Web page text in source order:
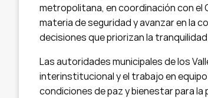
metropolitana, en coordinación con el
materia de seguridad y avanzar en la
decisiones que priorizan la
Las autoridades municipales de los
interinstitucional y el trabajo en
condiciones de paz y bienestar para la